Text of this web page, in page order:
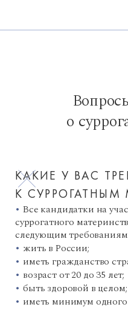
о
КАКИЕ У ВАС
К
Все кандидатки на
суррогатного
следующим
жить в России;
иметь гражданство
возраст от 20 до 35 лет;
быть здоровой в целом;
иметь минимум одного